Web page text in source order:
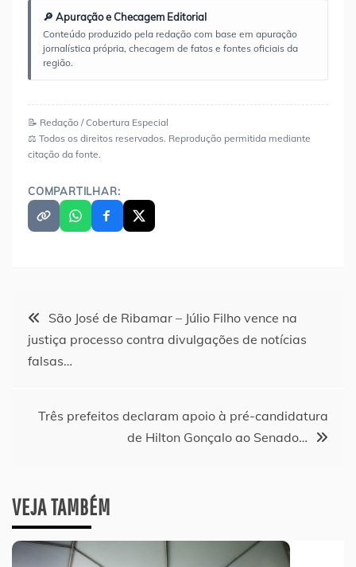
🔎 Apuração e Checagem Editorial
Conteúdo produzido pela redação com base em apuração
jornalística própria, checagem de fatos e fontes oficiais da
região.
📝 Redação / Cobertura Especial
⚖️ Todos os direitos reservados. Reprodução permitida mediante
citação da fonte.
COMPARTILHAR:
Navegação
de
São José de Ribamar – Júlio Filho vence na
justiça processo contra divulgações de notícias
falsas…
Três prefeitos declaram apoio à pré-candidatura
de Hilton Gonçalo ao Senado…
VEJA TAMBÉM